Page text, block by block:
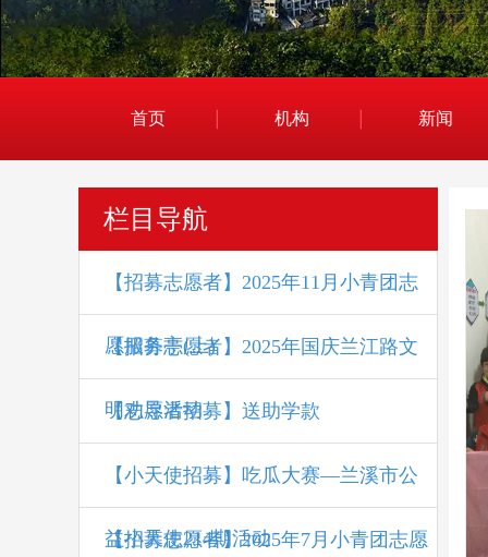
首页 机构 新闻
栏目导航
【招募志愿者】2025年11月小青团志
愿服务亭(上)
【招募志愿者】2025年国庆兰江路文
明劝导活动
【志愿者招募】送助学款
【小天使招募】吃瓜大赛—兰溪市公
益小天使214期活动
【招募志愿者】2025年7月小青团志愿